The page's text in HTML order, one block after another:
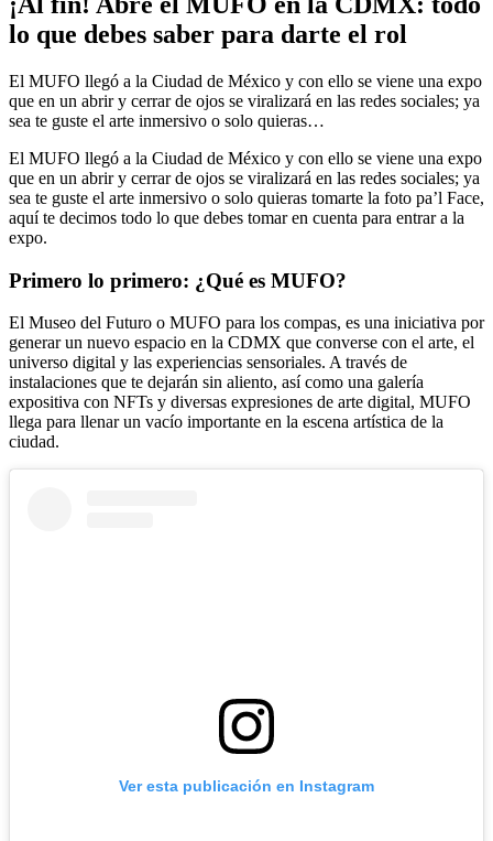
lo que debes saber para darte el rol
El MUFO llegó a la Ciudad de México y con ello se viene una expo
que en un abrir y cerrar de ojos se viralizará en las redes sociales; ya
sea te guste el arte inmersivo o solo quieras…
El MUFO llegó a la Ciudad de México y con ello se viene una expo
que en un abrir y cerrar de ojos se viralizará en las redes sociales; ya
sea te guste el arte inmersivo o solo quieras tomarte la foto pa’l Face,
aquí te decimos todo lo que debes tomar en cuenta para entrar a la
expo.
Primero lo primero: ¿Qué es MUFO?
El Museo del Futuro o MUFO para los compas, es una iniciativa por
generar un nuevo espacio en la CDMX que converse con el arte, el
universo digital y las experiencias sensoriales. A través de
instalaciones que te dejarán sin aliento, así como una galería
expositiva con NFTs y diversas expresiones de arte digital, MUFO
llega para llenar un vacío importante en la escena artística de la
ciudad.
Ver esta publicación en Instagram